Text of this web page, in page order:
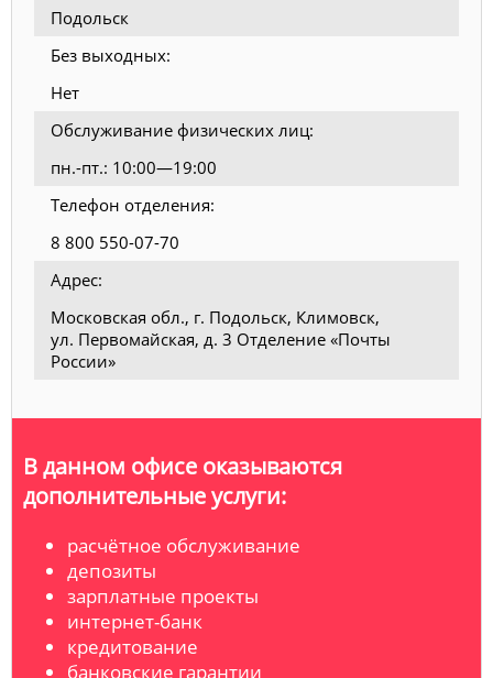
Подольск
Без выходных:
Нет
Обслуживание физических лиц:
пн.-пт.: 10:00—19:00
Телефон отделения:
8 800 550-07-70
Адрес:
Московская обл., г. Подольск, Климовск,
ул. Первомайская, д. 3 Отделение «Почты
России»
В данном офисе оказываются
дополнительные услуги:
расчётное обслуживание
депозиты
зарплатные проекты
интернет-банк
кредитование
банковские гарантии